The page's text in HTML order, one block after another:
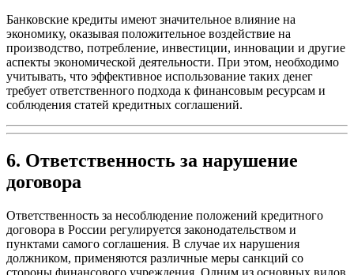
Банковские кредиты имеют значительное влияние на
экономику, оказывая положительное воздействие на
производство, потребление, инвестиции, инновации и другие
аспекты экономической деятельности. При этом, необходимо
учитывать, что эффективное использование таких денег
требует ответственного подхода к финансовым ресурсам и
соблюдения статей кредитных соглашений.
6. Ответственность за нарушение
договора
Ответственность за несоблюдение положений кредитного
договора в России регулируется законодательством и
пунктами самого соглашения. В случае их нарушения
должником, применяются различные меры санкций со
стороны финансового учреждения. Одним из основных видов